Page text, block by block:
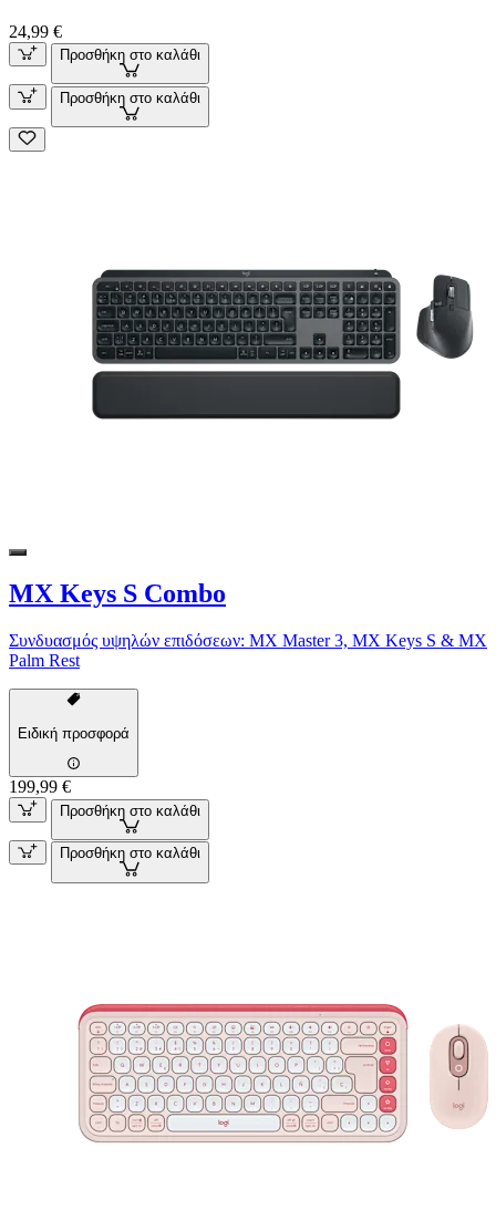
24,99 €
Προσθήκη στο καλάθι
Προσθήκη στο καλάθι
MX Keys S Combo
Συνδυασμός υψηλών επιδόσεων: MX Master 3, MX Keys S & MX
Palm Rest
Ειδική προσφορά
199,99 €
Προσθήκη στο καλάθι
Προσθήκη στο καλάθι